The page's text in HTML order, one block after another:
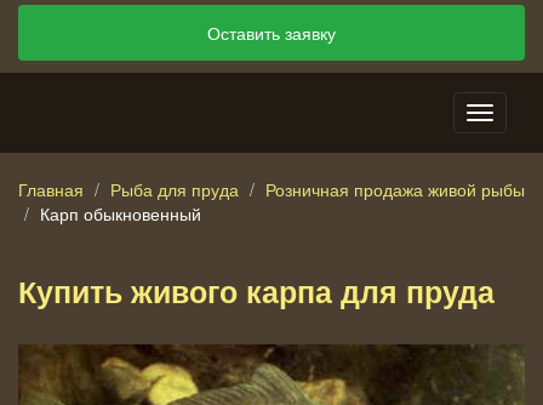
Оставить заявку
Главная Рыба для пруда
Розничная продажа живой рыбы
Карп обыкновенный
Купить живого карпа для пруда